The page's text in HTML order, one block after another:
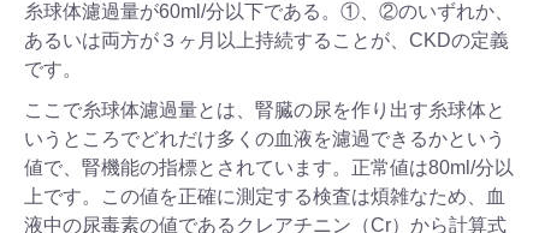
糸球体濾過量が60ml/分以下である。①、②のいずれか、
あるいは両方が３ヶ月以上持続することが、CKDの定義
です。
ここで糸球体濾過量とは、腎臓の尿を作り出す糸球体と
いうところでどれだけ多くの血液を濾過できるかという
値で、腎機能の指標とされています。正常値は80ml/分以
上です。この値を正確に測定する検査は煩雑なため、血
液中の尿毒素の値であるクレアチニン（Cr）から計算式